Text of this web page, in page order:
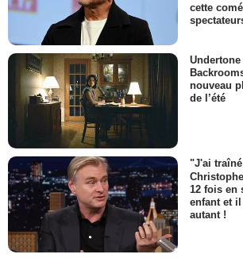
cette
nouveau
de l’été
"J'ai
12 fois en
enfant et
autant !